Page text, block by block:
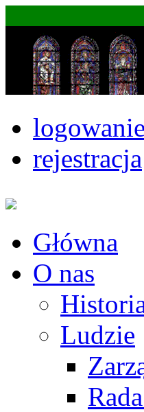
logowanie
rejestracja
Główna
O nas
Ludzie